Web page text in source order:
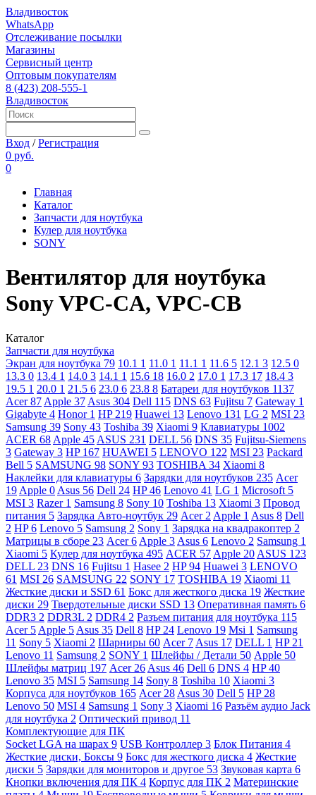
Владивосток
WhatsApp
Отслеживание посылки
Магазины
Сервисный центр
Оптовым покупателям
8 (423) 208-555-1
Владивосток
Вход /Регистрация
0 руб.
0
Главная
Каталог
Запчасти для ноутбука
Кулер для ноутбука
SONY
Вентилятор для ноутбука
Sony VPC-CA, VPC-CB
Каталог
Запчасти для ноутбука
Экран для ноутбука 79 10.1 1 11.0 1 11.1 1 11.6 5 12.1 3 12.5 0
13.3 0 13.4 1 14.0 3 14.1 1 15.6 18 16.0 2 17.0 1 17.3 17 18.4 3
19.5 1 20.0 1 21.5 6 23.0 6 23.8 8 Батареи для ноутбуков 1137
Acer87 Apple 37 Asus 304 Dell 115 DNS 63 Fujitsu 7 Gateway 1
Gigabyte 4 Honor 1 HP 219 Huawei 13 Lenovo 131 LG 2 MSI 23
Samsung 39 Sony 43 Toshiba 39 Xiaomi 9 Клавиатуры 1002
ACER 68 Apple 45 ASUS 231 DELL 56 DNS 35 Fujitsu-Siemens
3 Gateway 3 HP 167 HUAWEI 5 LENOVO 122 MSI 23 Packard
Bell 5 SAMSUNG 98 SONY 93 TOSHIBA 34 Xiaomi 8
Наклейки для клавиатуры 6 Зарядки для ноутбуков 235 Acer
19 Apple 0 Asus 56 Dell 24 HP46 Lenovo 41 LG 1 Microsoft 5
MSI 3 Razer 1 Samsung 8 Sony 10 Toshiba 13 Xiaomi 3 Провод
питания 5 Зарядка Авто-ноутбук 29 Acer 2 Apple 1 Asus 8 Dell
2 HP6 Lenovo 5 Samsung 2 Sony 1 Зарядка на квадракоптер 2
Матрицы в сборе 23 Acer6 Apple 3 Asus 6 Lenovo 2 Samsung 1
Xiaomi 5 Кулер для ноутбука 495 ACER 57 Apple 20 ASUS 123
DELL 23 DNS 16 Fujitsu 1 Hasee 2 HP94 Huawei 3 LENOVO
61 MSI 26 SAMSUNG 22 SONY 17 TOSHIBA 19 Xiaomi 11
Жесткие диски и SSD 61 Бокс для жесткого диска 19 Жесткие
диски 29 Твердотельные диски SSD 13 Оперативная память 6
DDR3 2 DDR3L 2 DDR4 2 Разъем питания для ноутбука 115
Acer 5 Apple 5 Asus 35 Dell 8 HP 24 Lenovo 19 Msi 1 Samsung
11 Sony 5 Xiaomi 2 Шарниры 60 Acer 7 Asus 17 DELL 1 HP 21
Lenovo 11 Samsung 2 SONY 1 Шлейфы / Детали 50 Apple 50
Шлейфы матриц 197 Acer 26 Asus 46 Dell 6 DNS 4 HP40
Lenovo 35 MSI 5 Samsung 14 Sony 8 Toshiba 10 Xiaomi 3
Корпуса для ноутбуков 165 Acer 28 Asus 30 Dell 5 HP 28
Lenovo 50 MSI 4 Samsung 1 Sony 3 Xiaomi 16 Разъём аудио Jack
для ноутбука 2 Оптический привод 11
Комплектующие для ПК
Socket LGA на шарах 9 USB Контроллер 3 Блок Питания 4
Жесткие диски, Боксы 9 Бокс для жесткого диска 4 Жесткие
диски 5 Зарядки для мониторов и другое 53 Звуковая карта 6
Кнопки включения для ПК 4 Корпус для ПК 2 Материнские